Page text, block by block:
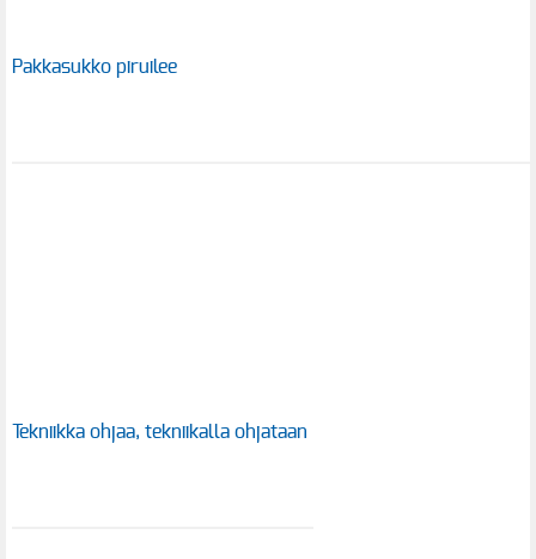
Pakkasukko piruilee
Tekniikka ohjaa, tekniikalla ohjataan